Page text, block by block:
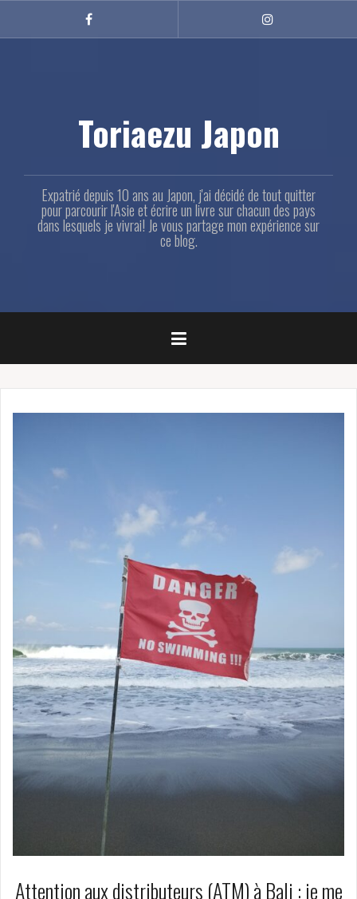
Facebook
Toriaezu Japon
Expatrié depuis 10 ans au Japon, j'ai décidé de tout quitter
pour parcourir l'Asie et écrire un livre sur chacun des pays
dans lesquels je vivrai! Je vous partage mon expérience sur
ce blog.
Attention aux distributeurs (ATM) à Bali : je me